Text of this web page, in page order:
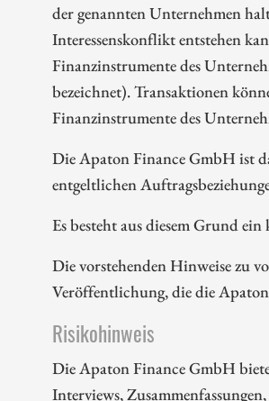
der genannten Unternehmen
Interessenskonflikt entstehen
Finanzinstrumente des
bezeichnet). Transaktionen
Finanzinstrumente des
Die Apaton Finance GmbH ist
entgeltlichen
Es besteht aus diesem Grund
Die vorstehenden Hinweise zu
Veröffentlichung, die die
Risikohinweis
Die Apaton Finance GmbH
Interviews,